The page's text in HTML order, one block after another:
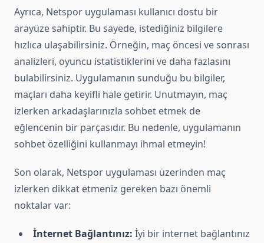
Ayrıca, Netspor uygulaması kullanıcı dostu bir
arayüze sahiptir. Bu sayede, istediğiniz bilgilere
hızlıca ulaşabilirsiniz. Örneğin, maç öncesi ve sonrası
analizleri, oyuncu istatistiklerini ve daha fazlasını
bulabilirsiniz. Uygulamanın sunduğu bu bilgiler,
maçları daha keyifli hale getirir. Unutmayın, maç
izlerken arkadaşlarınızla sohbet etmek de
eğlencenin bir parçasıdır. Bu nedenle, uygulamanın
sohbet özelliğini kullanmayı ihmal etmeyin!
Son olarak, Netspor uygulaması üzerinden maç
izlerken dikkat etmeniz gereken bazı önemli
noktalar var:
İnternet Bağlantınız: İyi bir internet bağlantınız